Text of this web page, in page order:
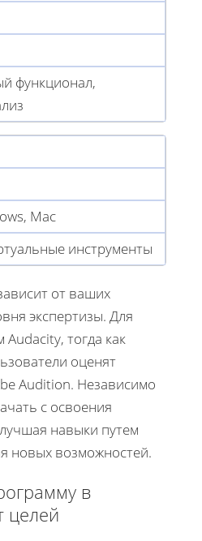
функционал,
Mac
инструменты
от ваших
экспертизы. Для
тогда как
оценят
Audition. Независимо
с освоения
навыки путем
новых возможностей.
в
целей